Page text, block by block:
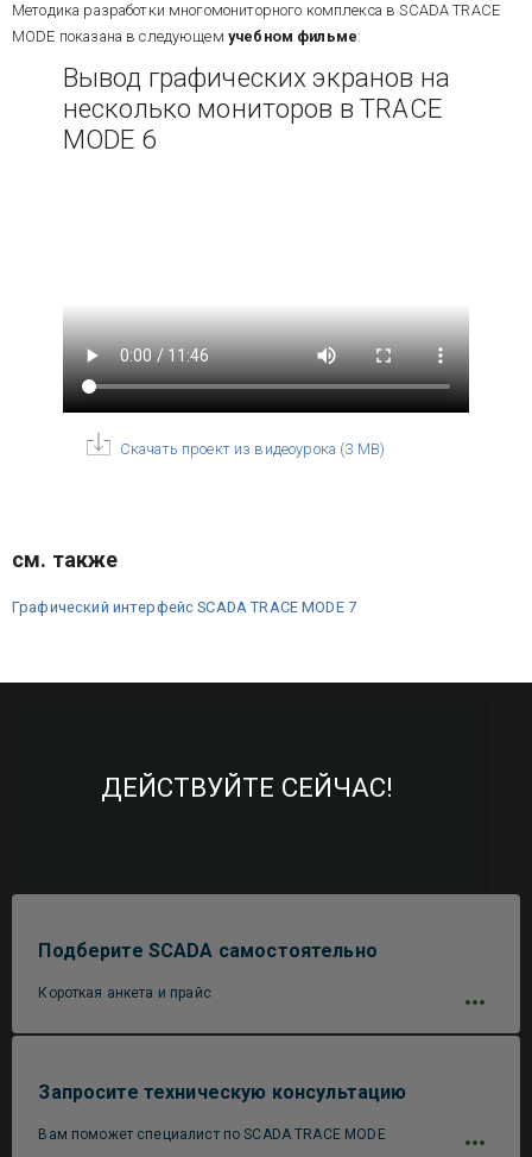
Методика разработки многомониторного комплекса в SCADA TRACE
MODE показана в следующем учебном фильме:
Вывод графических экранов на
несколько мониторов в TRACE
MODE 6
Скачать проект из видеоурока (3 MB)
см. также
Графический интерфейс SCADA TRACE MODE 7
ДЕЙСТВУЙТЕ СЕЙЧАС!
Подберите SCADA самостоятельно
Короткая анкета и прайс
Запросите техническую консультацию
Вам поможет специалист по SCADA TRACE MODE